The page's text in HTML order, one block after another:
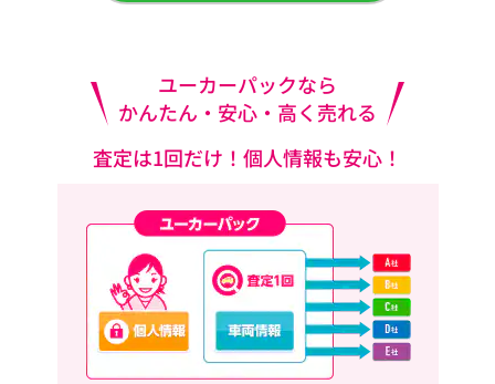
ユーカーパックなら
かんたん・安心・高く売れる
査定は1回だけ！個人情報も安心！